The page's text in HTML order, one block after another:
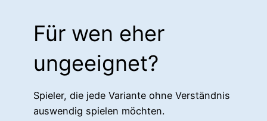
Für wen eher
ungeeignet?
Spieler, die jede Variante ohne Verständnis
auswendig spielen möchten.